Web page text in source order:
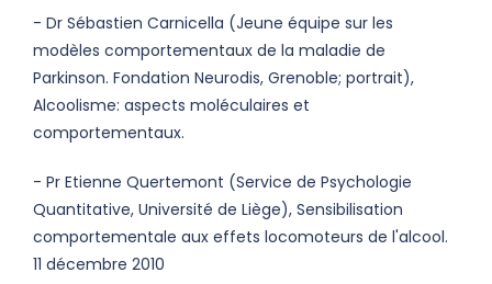
- Dr Sébastien Carnicella (Jeune équipe sur les
modèles comportementaux de la maladie de
Parkinson. Fondation Neurodis, Grenoble; portrait),
Alcoolisme: aspects moléculaires et
comportementaux.
- Pr Etienne Quertemont (Service de Psychologie
Quantitative, Université de Liège), Sensibilisation
comportementale aux effets locomoteurs de l'alcool.
11 décembre 2010